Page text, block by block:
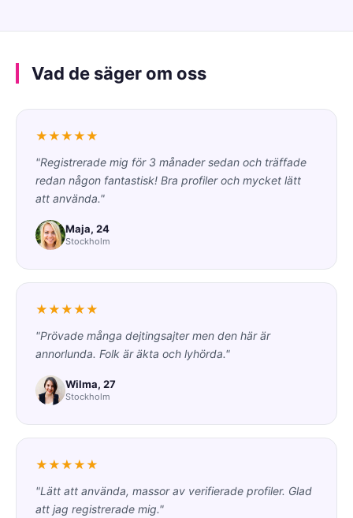
Vad de säger om oss
★★★★★
"Registrerade mig för 3 månader sedan och träffade
redan någon fantastisk! Bra profiler och mycket lätt
att använda."
Maja, 24
Stockholm
★★★★★
"Prövade många dejtingsajter men den här är
annorlunda. Folk är äkta och lyhörda."
Wilma, 27
Stockholm
★★★★★
"Lätt att använda, massor av verifierade profiler. Glad
att jag registrerade mig."